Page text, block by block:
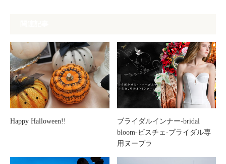
Happy Halloween!!
ブライダルインナー-bridal
bloom-ビスチェ-ブライダル専
用ヌーブラ